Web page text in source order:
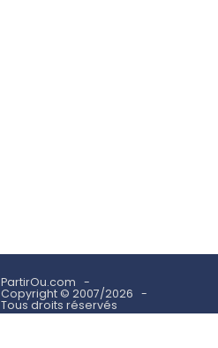
PartirOu.com
Copyright © 2007/2026
Tous droits réservés